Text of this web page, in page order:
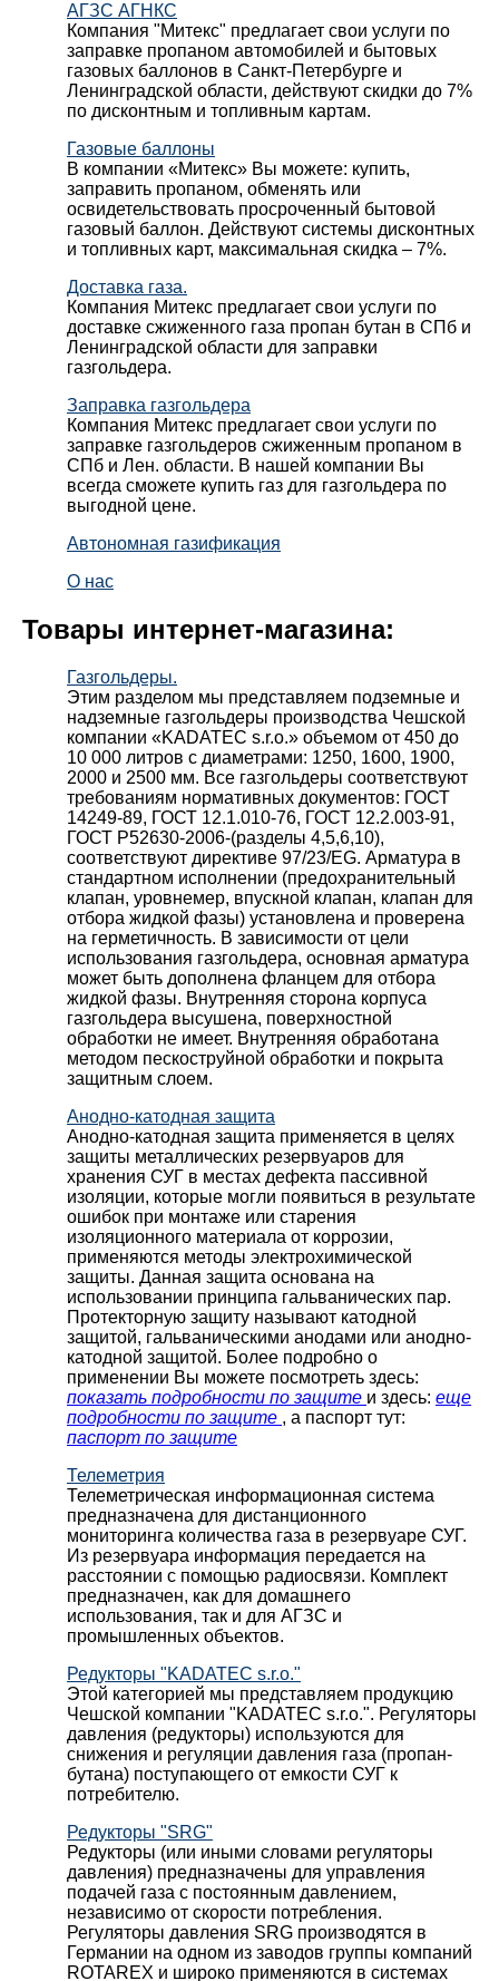
АГЗС АГНКС
Компания "Митекс" предлагает свои услуги по
заправке пропаном автомобилей и бытовых
газовых баллонов в Санкт-Петербурге и
Ленинградской области, действуют скидки до 7%
по дисконтным и топливным картам.
Газовые баллоны
В компании «Митекс» Вы можете: купить,
заправить пропаном, обменять или
освидетельствовать просроченный бытовой
газовый баллон. Действуют системы дисконтных
и топливных карт, максимальная скидка – 7%.
Доставка газа.
Компания Митекс предлагает свои услуги по
доставке сжиженного газа пропан бутан в СПб и
Ленинградской области для заправки
газгольдера.
Заправка газгольдера
Компания Митекс предлагает свои услуги по
заправке газгольдеров сжиженным пропаном в
СПб и Лен. области. В нашей компании Вы
всегда сможете купить газ для газгольдера по
выгодной цене.
Автономная газификация
О нас
Товары интернет-магазина:
Газгольдеры.
Этим разделом мы представляем подземные и
надземные газгольдеры производства Чешской
компании «KADATEC s.r.o.» объемом от 450 до
10 000 литров с диаметрами: 1250, 1600, 1900,
2000 и 2500 мм. Все газгольдеры соответствуют
требованиям нормативных документов: ГОСТ
14249-89, ГОСТ 12.1.010-76, ГОСТ 12.2.003-91,
ГОСТ Р52630-2006-(разделы 4,5,6,10),
соответствуют директиве 97/23/EG. Арматура в
стандартном исполнении (предохранительный
клапан, уровнемер, впускной клапан, клапан для
отбора жидкой фазы) установлена и проверена
на герметичность. В зависимости от цели
использования газгольдера, основная арматура
может быть дополнена фланцем для отбора
жидкой фазы. Внутренняя сторона корпуса
газгольдера высушена, поверхностной
обработки не имеет. Внутренняя обработана
методом пескоструйной обработки и покрыта
защитным слоем.
Анодно-катодная защита
Анодно-катодная защита применяется в целях
защиты металлических резервуаров для
хранения СУГ в местах дефекта пассивной
изоляции, которые могли появиться в результате
ошибок при монтаже или старения
изоляционного материала от коррозии,
применяются методы электрохимической
защиты. Данная защита основана на
использовании принципа гальванических пар.
Протекторную защиту называют катодной
защитой, гальваническими анодами или анодно-
катодной защитой. Более подробно о
применении Вы можете посмотреть здесь:
показать подробности по защите и здесь: еще
подробности по защите , а паспорт тут:
паспорт по защите
Телеметрия
Телеметрическая информационная система
предназначена для дистанционного
мониторинга количества газа в резервуаре СУГ.
Из резервуара информация передается на
расстоянии с помощью радиосвязи. Комплект
предназначен, как для домашнего
использования, так и для АГЗС и
промышленных объектов.
Редукторы "KADATEC s.r.o."
Этой категорией мы представляем продукцию
Чешской компании "KADATEC s.r.o.". Регуляторы
давления (редукторы) используются для
снижения и регуляции давления газа (пропан-
бутана) поступающего от емкости СУГ к
потребителю.
Редукторы "SRG"
Редукторы (или иными словами регуляторы
давления) предназначены для управления
подачей газа с постоянным давлением,
независимо от скорости потребления.
Регуляторы давления SRG производятся в
Германии на одном из заводов группы компаний
ROTAREX и широко применяются в системах